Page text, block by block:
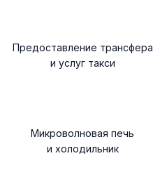
Предоставление трансфера
и услуг такси
Микроволновая печь
и холодильник